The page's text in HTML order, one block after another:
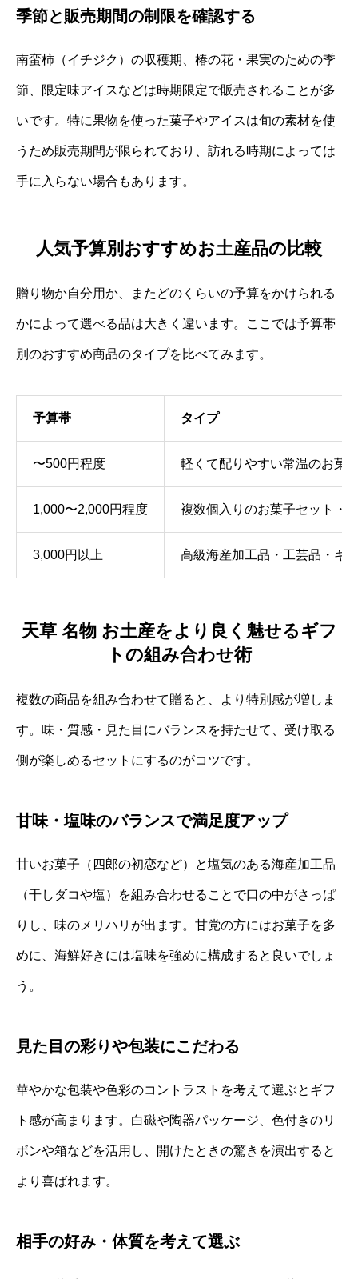
季節と販売期間の制限を確認する
南蛮柿（イチジク）の収穫期、椿の花・果実のための季
節、限定味アイスなどは時期限定で販売されることが多
いです。特に果物を使った菓子やアイスは旬の素材を使
うため販売期間が限られており、訪れる時期によっては
手に入らない場合もあります。
人気予算別おすすめお土産品の比較
贈り物か自分用か、またどのくらいの予算をかけられる
かによって選べる品は大きく違います。ここでは予算帯
別のおすすめ商品のタイプを比べてみます。
予算帯 タイプ
〜500円程度 軽くて配りやすい常温のお菓
1,000〜2,000円程度 複数個入りのお菓子セット・
3,000円以上 高級海産加工品・工芸品・ギ
天草 名物 お土産をより良く魅せるギフ
トの組み合わせ術
複数の商品を組み合わせて贈ると、より特別感が増しま
す。味・質感・見た目にバランスを持たせて、受け取る
側が楽しめるセットにするのがコツです。
甘味・塩味のバランスで満足度アップ
甘いお菓子（四郎の初恋など）と塩気のある海産加工品
（干しダコや塩）を組み合わせることで口の中がさっぱ
りし、味のメリハリが出ます。甘党の方にはお菓子を多
めに、海鮮好きには塩味を強めに構成すると良いでしょ
う。
見た目の彩りや包装にこだわる
華やかな包装や色彩のコントラストを考えて選ぶとギフ
ト感が高まります。白磁や陶器パッケージ、色付きのリ
ボンや箱などを活用し、開けたときの驚きを演出すると
より喜ばれます。
相手の好み・体質を考えて選ぶ